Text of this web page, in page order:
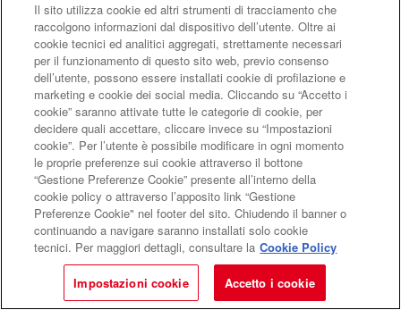
DiEnrico Deaglio
NEWS ENRICO DEAGLIO RAUL GARDINI
Il sito utilizza cookie ed altri strumenti di tracciamento che
raccolgono informazioni dal dispositivo dell’utente. Oltre ai
cookie tecnici ed analitici aggregati, strettamente necessari
per il funzionamento di questo sito web, previo consenso
dell’utente, possono essere installati cookie di profilazione e
marketing e cookie dei social media. Cliccando su “Accetto i
cookie” saranno attivate tutte le categorie di cookie, per
decidere quali accettare, cliccare invece su “Impostazioni
cookie”. Per l’utente è possibile modificare in ogni momento
le proprie preferenze sui cookie attraverso il bottone
“Gestione Preferenze Cookie” presente all’interno della
cookie policy o attraverso l’apposito link “Gestione
Preferenze Cookie" nel footer del sito. Chiudendo il banner o
continuando a navigare saranno installati solo cookie
tecnici. Per maggiori dettagli, consultare la Cookie Policy
Impostazioni cookie Accetto i cookie